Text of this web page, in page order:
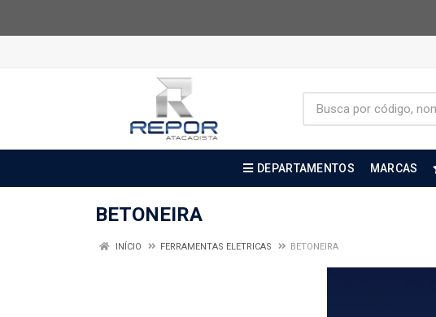
DEPARTAMENTOS MARCAS
BETONEIRA
INÍCIO FERRAMENTAS ELETRICAS BETONEIRA